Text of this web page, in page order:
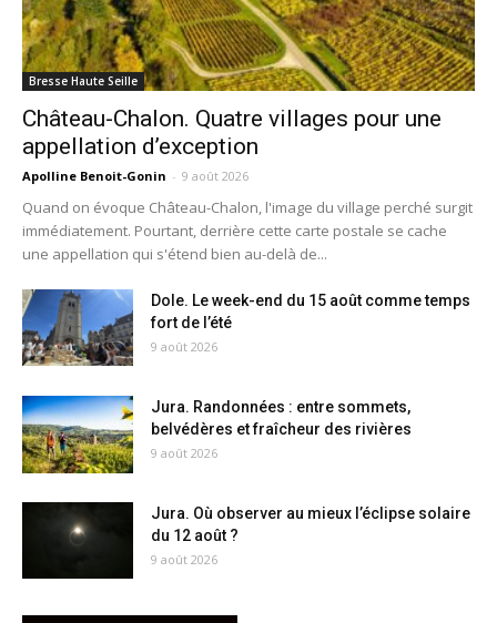
Bresse Haute Seille
Château-Chalon. Quatre villages pour une
appellation d’exception
Apolline Benoit-Gonin - 9 août 2026
Quand on évoque Château-Chalon, l'image du village perché surgit
immédiatement. Pourtant, derrière cette carte postale se cache
une appellation qui s'étend bien au-delà de...
Dole. Le week-end du 15 août comme temps
fort de l’été
9 août 2026
Jura. Randonnées : entre sommets,
belvédères et fraîcheur des rivières
9 août 2026
Jura. Où observer au mieux l’éclipse solaire
du 12 août ?
9 août 2026